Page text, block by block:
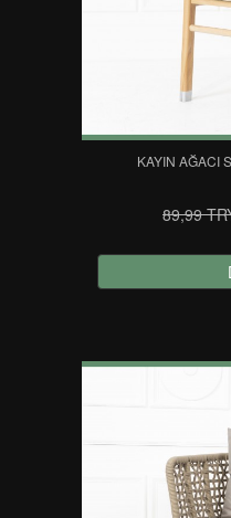
KAYIN AĞACI
89,99